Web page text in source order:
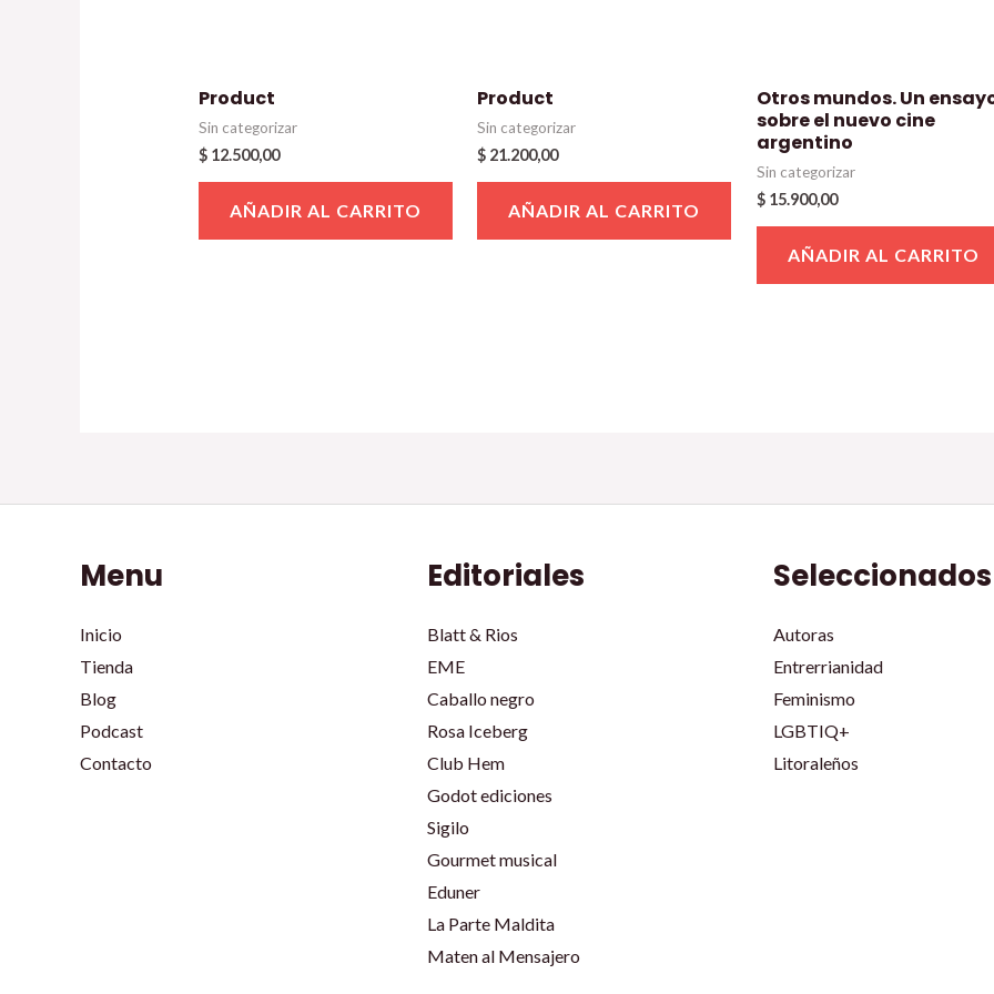
Product
Sin categorizar
$12.500,00
AÑADIR AL CARRITO
Product
Sin categorizar
$ 21.200,00
AÑADIR AL CARRITO
Otros mundos. Un
sobre el nuevo cine
argentino
Sin categorizar
$ 15.900,00
AÑADIR AL CARRITO
Menu
Inicio
Tienda
Blog
Podcast
Contacto
Editoriales
Blatt & Rios
EME
Caballo negro
Rosa Iceberg
Club Hem
Godot ediciones
Sigilo
Gourmet musical
Eduner
La Parte Maldita
Maten al Mensajero
Seleccionados
Autoras
Entrerrianidad
Feminismo
LGBTIQ+
Litoraleños